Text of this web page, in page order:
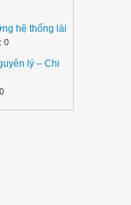
hệ thống lái
0
lý – Chi